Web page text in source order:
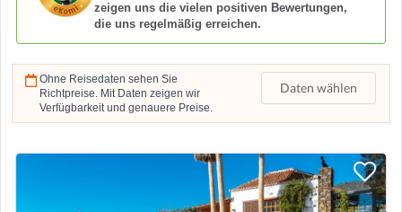
zeigen uns die vielen positiven Bewertungen,
die uns regelmäßig erreichen.
Ohne Reisedaten sehen Sie
Richtpreise. Mit Daten zeigen wir
Verfügbarkeit und genauere Preise.
Daten wählen